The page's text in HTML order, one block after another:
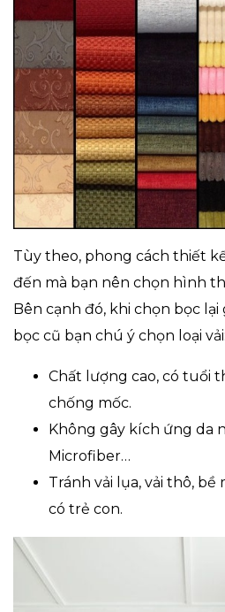
Tùy theo, phong cách thiết
đến mà bạn nên chọn hình
Bên cạnh đó, khi chọn bọc lại
bọc cũ bạn chú ý chọn loại vải:
Chất lượng cao, có tuổi
chống mốc.
Không gây kích ứng da
Microfiber…
Tránh vải lụa, vải thô,
có trẻ con.